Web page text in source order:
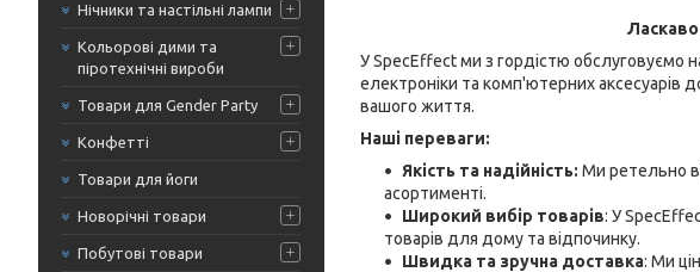
Нічники та настільні лампи
Кольорові дими та
піротехнічні вироби
Товари для Gender Party
Конфетті
Товари для йоги
Новорічні товари
Побутові товари
У SpecEffect ми з гордістю обслуговуємо
електроніки та комп'ютерних аксесуарів
вашого життя.
Наші переваги:
Якість та надійність: Ми ретельно
асортименті.
Широкий вибір товарів: У
товарів для дому та відпочинку.
Швидка та зручна доставка: Ми